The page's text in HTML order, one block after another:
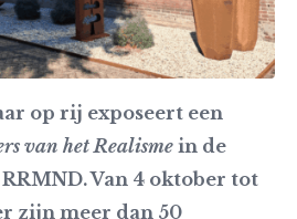
op rij exposeert een
van het Realisme in de
Van 4 oktober tot
zijn meer dan 50